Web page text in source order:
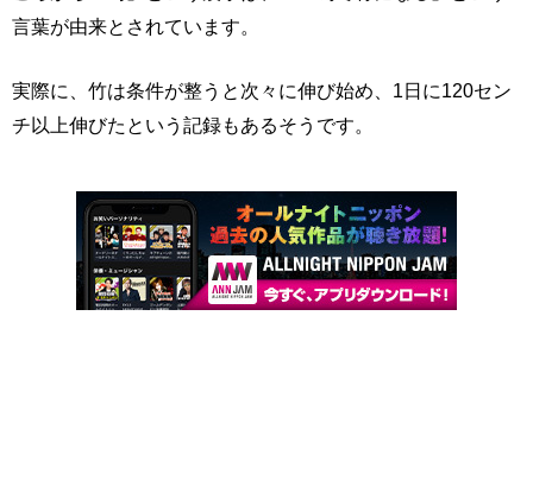
言葉が由来とされています。
実際に、竹は条件が整うと次々に伸び始め、1日に120セン
チ以上伸びたという記録もあるそうです。